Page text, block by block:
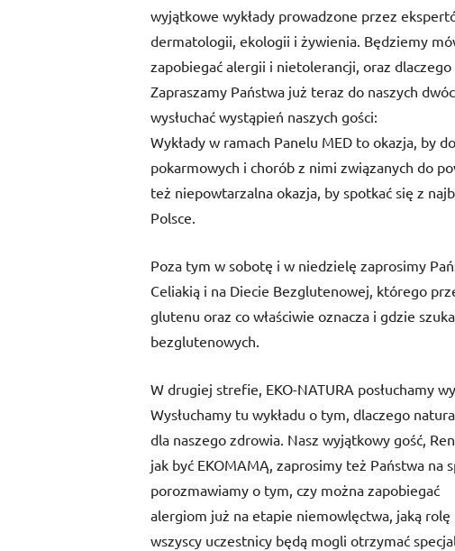
wyjątkowe wykłady prowadzone przez
dermatologii, ekologii i żywienia. Będziemy
zapobiegać alergii i nietolerancji, oraz
Zapraszamy Państwa już teraz do naszych
wysłuchać wystąpień naszych gości:
Wykłady w ramach Panelu MED to okazja, by
pokarmowych i chorób z nimi związanych do
też niepowtarzalna okazja, by spotkać się z
Polsce.
Poza tym w sobotę i w niedzielę zaprosimy
Celiakią i na Diecie Bezglutenowej, którego
glutenu oraz co właściwie oznacza i gdzie
bezglutenowych.
W drugiej strefie, EKO-NATURA posłuchamy
Wysłuchamy tu wykładu o tym, dlaczego
dla naszego zdrowia. Nasz wyjątkowy gość,
jak być EKOMAMĄ, zaprosimy też Państwa
porozmawiamy o tym, czy można zapobiegać
alergiom już na etapie niemowlęctwa, jaką
wszyscy uczestnicy będą mogli otrzymać